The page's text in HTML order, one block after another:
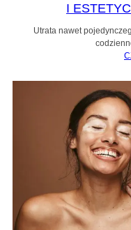
I
Utrata nawet